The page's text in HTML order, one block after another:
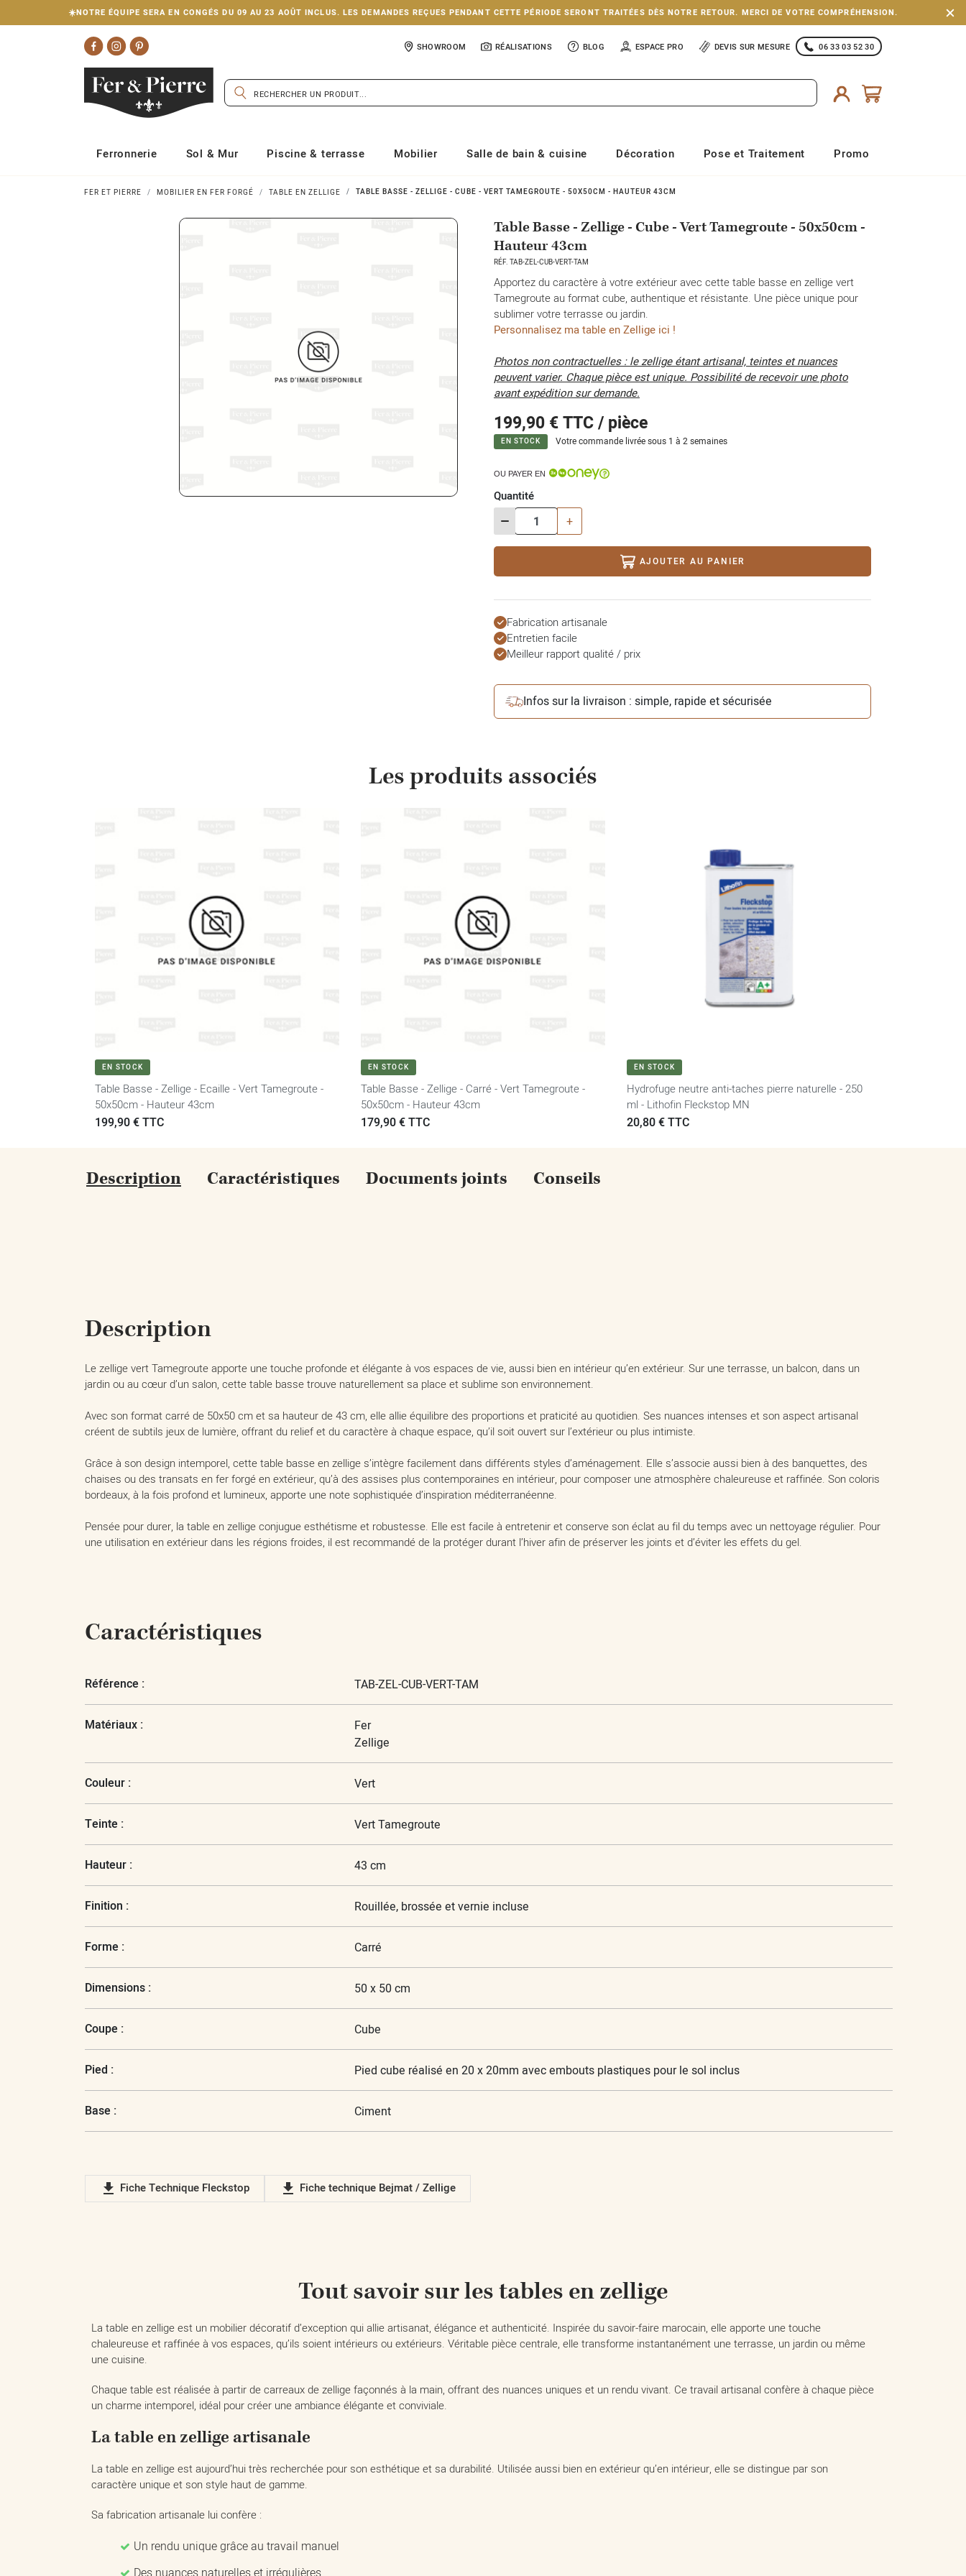
☀️NOTRE ÉQUIPE SERA EN CONGÉS DU 09 AU 23 AOÛT INCLUS. LES DEMANDES REÇUES PENDANT CETTE PÉRIODE SERONT TRAITÉES DÈS NOTRE RETOUR. MERCI DE VOTRE COMPRÉHENSION.
SHOWROOM RÉALISATIONS BLOG ESPACE PRO DEVIS SUR MESURE 06 33 03 52 30
Ferronnerie Sol & Mur Piscine & terrasse Mobilier Salle de bain & cuisine Décoration Pose et Traitement Promo
FER ET PIERRE MOBILIER EN FER FORGÉ TABLE EN ZELLIGE TABLE BASSE - ZELLIGE - CUBE - VERT TAMEGROUTE - 50X50CM - HAUTEUR 43CM
Table Basse - Zellige - Cube - Vert Tamegroute - 50x50cm -
Hauteur 43cm
RÉF. TAB-ZEL-CUB-VERT-TAM
Apportez du caractère à votre extérieur avec cette table basse en zellige vert
Tamegroute au format cube, authentique et résistante. Une pièce unique pour
sublimer votre terrasse ou jardin.
Personnalisez ma table en Zellige ici !
Photos non contractuelles : le zellige étant artisanal, teintes et nuances
peuvent varier. Chaque pièce est unique. Possibilité de recevoir une photo
avant expédition sur demande.
199,90 €TTC / pièce
EN STOCK Votre commande livrée sous 1 à 2 semaines
OU PAYER EN
Quantité
- +
AJOUTER AU PANIER
Fabrication artisanale
Entretien facile
Meilleur rapport qualité / prix
Infos sur la livraison : simple, rapide et sécurisée
Les produits associés
EN STOCK
Table Basse - Zellige - Ecaille - Vert Tamegroute -
50x50cm - Hauteur 43cm
Prix
199,90 € TTC
EN STOCK
Table Basse - Zellige - Carré - Vert Tamegroute -
50x50cm - Hauteur 43cm
Prix
179,90 € TTC
EN STOCK
Hydrofuge neutre anti-taches pierre naturelle - 250
ml - Lithofin Fleckstop MN
Prix
20,80 € TTC
Description Caractéristiques Documents joints Conseils
Description
Le zellige vert Tamegroute apporte une touche profonde et élégante à vos espaces de vie, aussi bien en intérieur qu’en extérieur. Sur une terrasse, un balcon, dans un
jardin ou au cœur d’un salon, cette table basse trouve naturellement sa place et sublime son environnement.
Avec son format carré de 50x50 cm et sa hauteur de 43 cm, elle allie équilibre des proportions et praticité au quotidien. Ses nuances intenses et son aspect artisanal
créent de subtils jeux de lumière, offrant du relief et du caractère à chaque espace, qu’il soit ouvert sur l’extérieur ou plus intimiste.
Grâce à son design intemporel, cette table basse en zellige s’intègre facilement dans différents styles d’aménagement. Elle s’associe aussi bien à des banquettes, des
chaises ou des transats en fer forgé en extérieur, qu’à des assises plus contemporaines en intérieur, pour composer une atmosphère chaleureuse et raffinée. Son coloris
bordeaux, à la fois profond et lumineux, apporte une note sophistiquée d’inspiration méditerranéenne.
Pensée pour durer, la table en zellige conjugue esthétisme et robustesse. Elle est facile à entretenir et conserve son éclat au fil du temps avec un nettoyage régulier. Pour
une utilisation en extérieur dans les régions froides, il est recommandé de la protéger durant l’hiver afin de préserver les joints et d’éviter les effets du gel.
Caractéristiques
Référence : TAB-ZEL-CUB-VERT-TAM
Matériaux :
Fer
Zellige
Couleur : Vert
Teinte : Vert Tamegroute
Hauteur : 43 cm
Finition : Rouillée, brossée et vernie incluse
Forme : Carré
Dimensions : 50 x 50 cm
Coupe : Cube
Pied : Pied cube réalisé en 20 x 20mm avec embouts plastiques pour le sol inclus
Base : Ciment
file_download Fiche Technique Fleckstop file_download Fiche technique Bejmat / Zellige
Tout savoir sur les tables en zellige
La table en zellige est un mobilier décoratif d’exception qui allie artisanat, élégance et authenticité. Inspirée du savoir-faire marocain, elle apporte une touche
chaleureuse et raffinée à vos espaces, qu’ils soient intérieurs ou extérieurs. Véritable pièce centrale, elle transforme instantanément une terrasse, un jardin ou même
une cuisine.
Chaque table est réalisée à partir de carreaux de zellige façonnés à la main, offrant des nuances uniques et un rendu vivant. Ce travail artisanal confère à chaque pièce
un charme intemporel, idéal pour créer une ambiance élégante et conviviale.
La table en zellige artisanale
La table en zellige est aujourd’hui très recherchée pour son esthétique et sa durabilité. Utilisée aussi bien en extérieur qu’en intérieur, elle se distingue par son
caractère unique et son style haut de gamme.
Sa fabrication artisanale lui confère :
Un rendu unique grâce au travail manuel
Des nuances naturelles et irrégulières